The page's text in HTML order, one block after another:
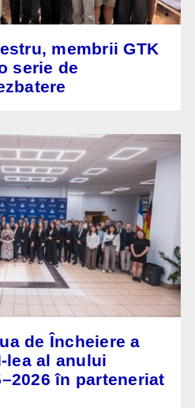
membrii GTK
serie de
de Încheiere a
lea al anului
în parteneriat